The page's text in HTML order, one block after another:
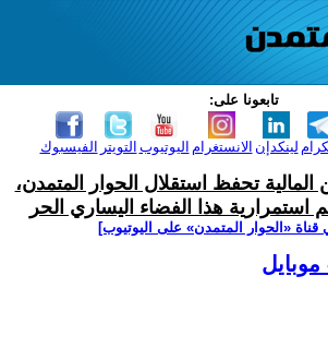
تابعونا على:
الفيسبوك التويتر اليوتيوب الانستغرام لينكدإن
المالية تحفظ استقلال الحوار المتمدن،
هذا الفضاء اليساري الحر
‫«الحوار المتمدن» على اليوتيوب]
موبايل